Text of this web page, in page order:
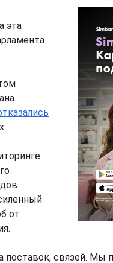
эта
от
связей. Мы